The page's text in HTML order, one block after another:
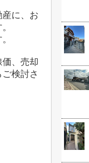
に、お
、売却
検討さ